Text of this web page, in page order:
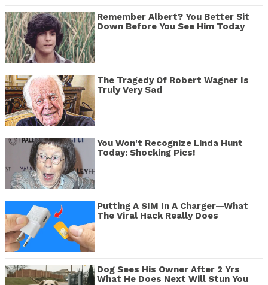
Remember Albert? You Better Sit
Down Before You See Him Today
The Tragedy Of Robert Wagner Is
Truly Very Sad
You Won't Recognize Linda Hunt
Today: Shocking Pics!
Putting A SIM In A Charger—What
The Viral Hack Really Does
Dog Sees His Owner After 2 Yrs
What He Does Next Will Stun You